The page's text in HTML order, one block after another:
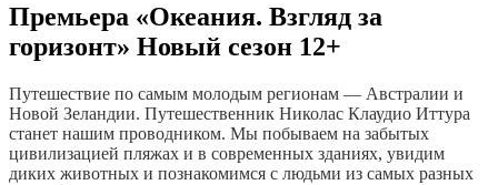
Премьера «Океания. Взгляд за
горизонт» Новый сезон 12+
Путешествие по самым молодым регионам — Австралии и
Новой Зеландии. Путешественник Николас Клаудио Иттура
станет нашим проводником. Мы побываем на забытых
цивилизацией пляжах и в современных зданиях, увидим
диких животных и познакомимся с людьми из самых разных